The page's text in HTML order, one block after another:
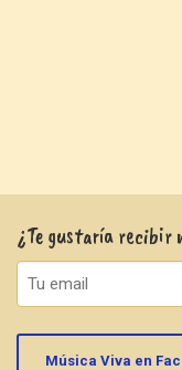
¿Te gustaría recibir
Música Viva en